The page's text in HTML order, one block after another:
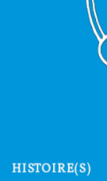
HISTOIRE(S)